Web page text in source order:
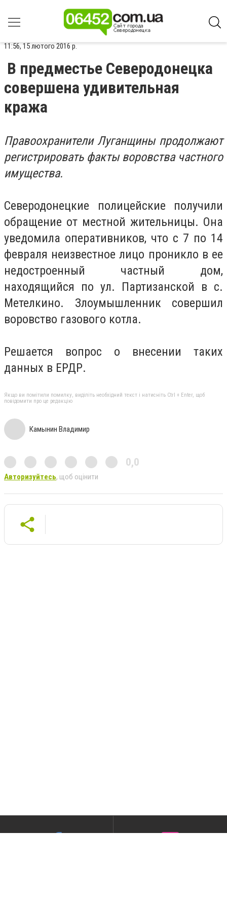
11:56, 15 лютого 2016 р.
В предместье Северодонецка
совершена удивительная
кража
Правоохранители Луганщины продолжают
регистрировать факты воровства частного
имущества.
Северодонецкие полицейские получили
обращение от местной жительницы. Она
уведомила оперативников, что с 7 по 14
февраля неизвестное лицо проникло в ее
недостроенный частный дом,
находящийся по ул. Партизанской в с.
Метелкино. Злоумышленник совершил
воровство газового котла.
Решается вопрос о внесении таких
данных в ЕРДР.
Якщо ви помітили помилку, виділіть необхідний текст і натисніть Ctrl + Enter, щоб
повідомити про це редакцію
Камынин Владимир
0,0
Авторизуйтесь, щоб оцінити